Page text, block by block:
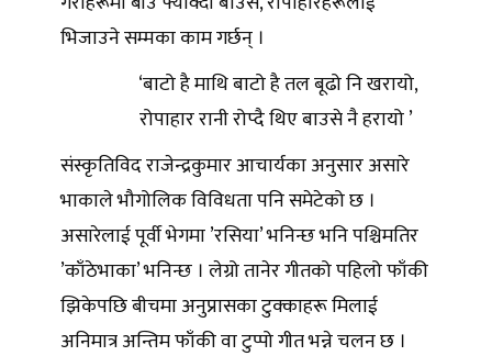
भिजाउने सम्मका काम गर्छन् ।
‘बाटो है माथि बाटो है तल बूढो नि खरायो,
रोपाहार रानी रोप्दै थिए बाउसे नै हरायो ’
संस्कृतिविद राजेन्द्रकुमार आचार्यका अनुसार असारे
भाकाले भौगोलिक विविधता पनि समेटेको छ ।
असारेलाई पूर्वी भेगमा ’रसिया’ भनिन्छ भनि पश्चिमतिर
’काँठेभाका’ भनिन्छ । लेग्रो तानेर गीतको पहिलो फाँकी
झिकेपछि बीचमा अनुप्रासका टुक्काहरू मिलाई
अनिमात्र अन्तिम फाँकी वा टुप्पो गीत भन्ने चलन छ ।